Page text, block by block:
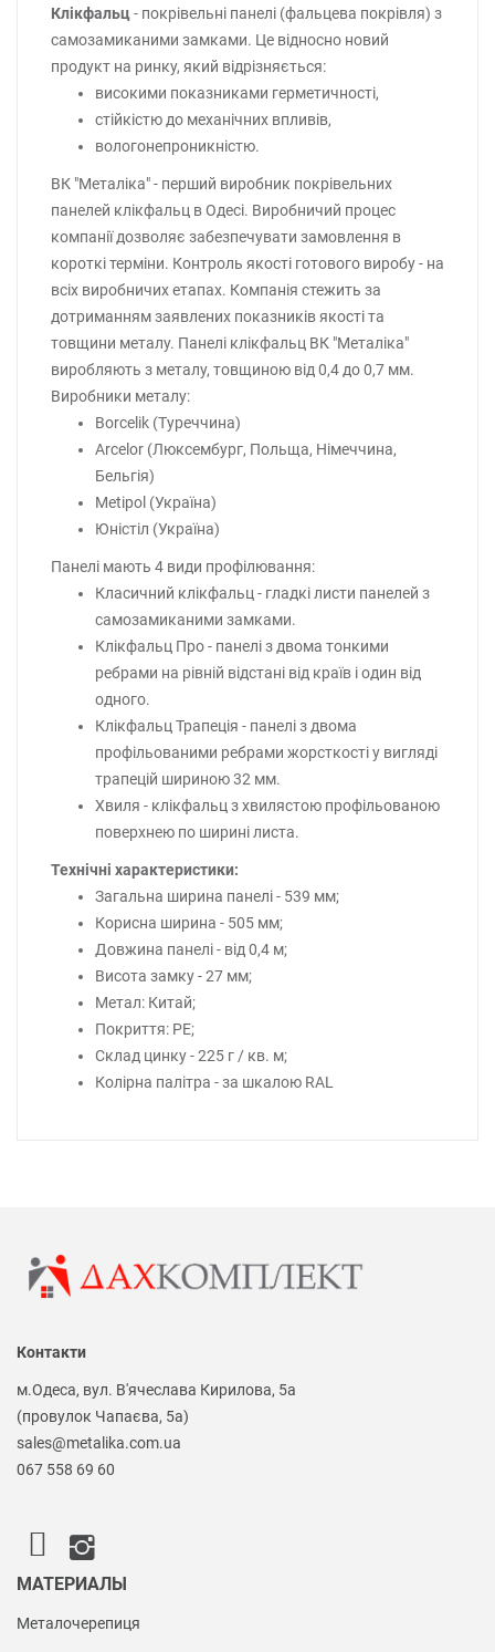
Клікфальц- покрівельні панелі (фальцева покрівля) з
самозамиканими замками. Це відносно новий
продукт на ринку, який відрізняється:
високими показниками герметичності,
стійкістю до механічних впливів,
вологонепроникністю.
ВК "Металіка" - перший виробник покрівельних
панелей клікфальц в Одесі. Виробничий процес
компанії дозволяє забезпечувати замовлення в
короткі терміни. Контроль якості готового виробу - на
всіх виробничих етапах. Компанія стежить за
дотриманням заявлених показників якості та
товщини металу. Панелі клікфальц ВК "Металіка"
виробляють з металу, товщиною від 0,4 до 0,7 мм.
Виробники металу:
Borcelik (Туреччина)
Arcelor (Люксембург, Польща, Німеччина,
Бельгія)
Metipol (Україна)
Юністіл (Україна)
Панелі мають 4 види профілювання:
Класичний клікфальц - гладкі листи панелей з
самозамиканими замками.
Клікфальц Про - панелі з двома тонкими
ребрами на рівній відстані від країв і один від
одного.
Клікфальц Трапеція - панелі з двома
профільованими ребрами жорсткості у вигляді
трапецій шириною 32 мм.
Хвиля - клікфальц з хвилястою профільованою
поверхнею по ширині листа.
Технічні характеристики:
Загальна ширина панелі - 539 мм;
Корисна ширина - 505 мм;
Довжина панелі - від 0,4 м;
Висота замку - 27 мм;
Метал: Китай;
Покриття: PE;
Склад цинку - 225 г / кв. м;
Колірна палітра - за шкалою RAL
Контакти
м.Одеса, вул. В'ячеслава Кирилова, 5а
(провулок Чапаєва, 5а)
sales@metalika.com.ua
067 558 69 60
МАТЕРИАЛЫ
Металочерепиця